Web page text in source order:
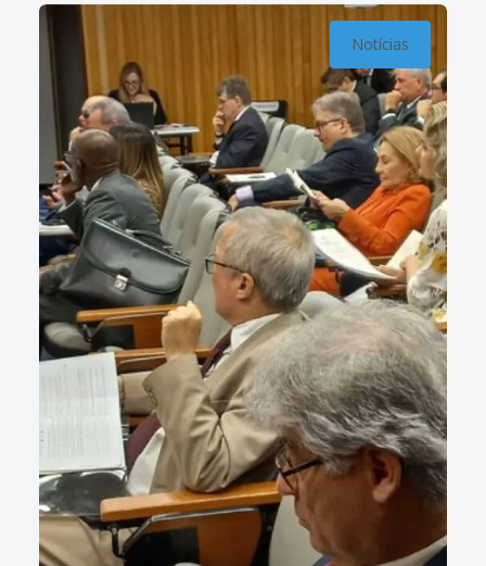
Notícias